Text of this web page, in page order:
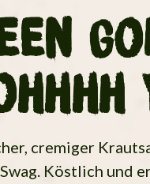
cremiger
Köstlich und